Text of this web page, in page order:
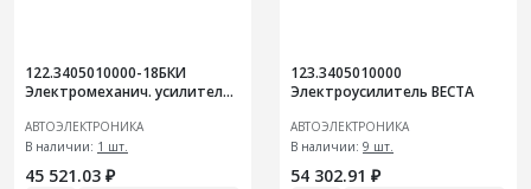
122.3405010000-18БКИ
Электромеханич. усилитель
122.3405010000-06/07
АВТОЭЛЕКТРОНИКА
В наличии: 1 шт.
45 521.03 ₽
123.3405010000
Электроусилитель ВЕСТА
АВТОЭЛЕКТРОНИКА
В наличии: 9 шт.
54 302.91 ₽